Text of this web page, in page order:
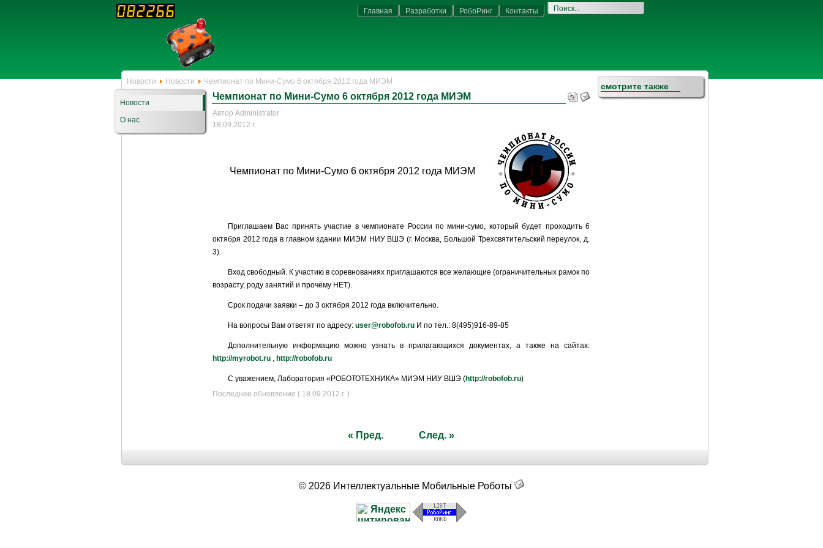
Главная Разработки РобоРинг Контакты
Новости Новости Чемпионат по Мини-Сумо 6 октября 2012 года МИЭМ
Новости
О нас
Чемпионат по Мини-Сумо 6 октября 2012 года МИЭМ
Автор Administrator
18.09.2012 г.
Чемпионат по Мини-Сумо 6 октября 2012 года МИЭМ
Приглашаем Вас принять участие в чемпионате России по мини-сумо, который будет проходить 6
октября 2012 года в главном здании МИЭМ НИУ ВШЭ (г. Москва, Большой Трехсвятительский переулок, д.
3).
Вход свободный. К участию в соревнованиях приглашаются все желающие (ограничительных рамок по
возрасту, роду занятий и прочему НЕТ).
Срок подачи заявки – до 3 октября 2012 года включительно.
На вопросы Вам ответят по адресу: user@robofob.ru И по тел.: 8(495)916-89-85
Дополнительную информацию можно узнать в прилагающихся документах, а также на сайтах:
http://myrobot.ru , http://robofob.ru
С уважением, Лаборатория «РОБОТОТЕХНИКА» МИЭМ НИУ ВШЭ (http://robofob.ru)
Последнее обновление ( 18.09.2012 г. )
« Пред. След. »
смотрите также
© 2026 Интеллектуальные Мобильные Роботы